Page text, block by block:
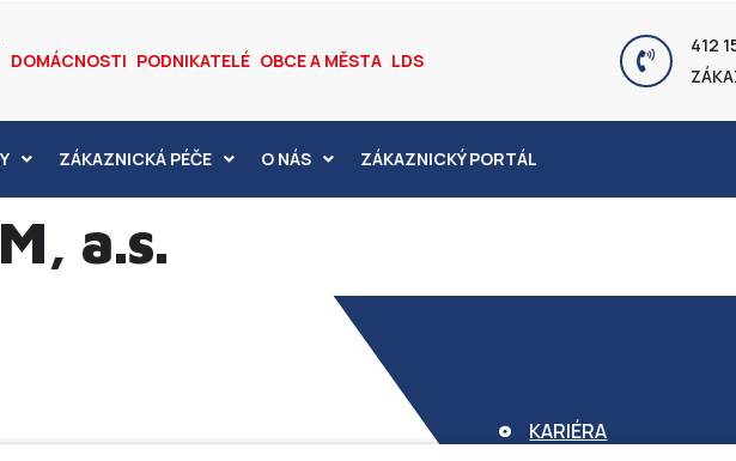
DOMÁCNOSTI PODNIKATELÉ OBCE A MĚSTA LDS
412
ZÁKAZNICKÁ PÉČE O NÁS ZÁKAZNICKÝ PORTÁL
a.s.
KARIÉRA